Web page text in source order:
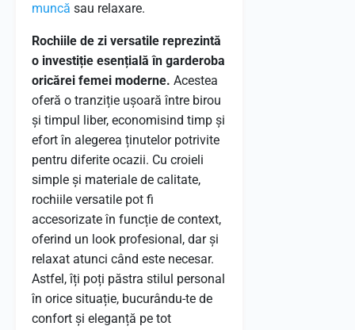
muncă sau relaxare.
Rochiile de zi versatile reprezintă
o investiție esențială în garderoba
oricărei femei moderne. Acestea
oferă o tranziție ușoară între birou
și timpul liber, economisind timp și
efort în alegerea ținutelor potrivite
pentru diferite ocazii. Cu croieli
simple și materiale de calitate,
rochiile versatile pot fi
accesorizate în funcție de context,
oferind un look profesional, dar și
relaxat atunci când este necesar.
Astfel, îți poți păstra stilul personal
în orice situație, bucurându-te de
confort și eleganță pe tot